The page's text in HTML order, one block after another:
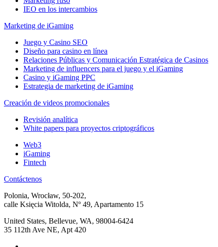
IEO en los intercambios
Marketing de iGaming
Juego y Casino SEO
Diseño para casino en línea
Relaciones Públicas y Comunicación Estratégica de Casinos
Marketing de influencers para el juego y el iGaming
Casino y iGaming PPC
Estrategia de marketing de iGaming
Creación de videos promocionales
Revisión analítica
White papers para proyectos criptográficos
Web3
iGaming
Fintech
Contáctenos
Polonia, Wrocław, 50-202,
calle Księcia Witolda, Nº 49, Apartamento 15
United States, Bellevue, WA, 98004-6424
35 112th Ave NE, Apt 420